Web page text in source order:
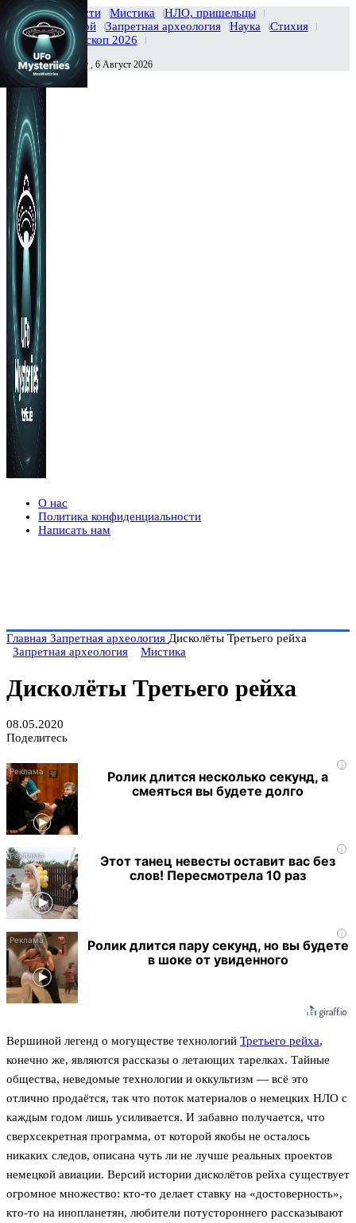
Главная Новости Мистика
НЛО, пришельцы
Тайны вселенной
Запретная археология Наука
Стихия
История
Гороскоп 2026
Сегодня Четверг , 6 Август 2026
О нас
Политика конфиденциальности
Написать нам
Главная Запретная археология Дисколёты Третьего рейха
Запретная археология
Мистика
Дисколёты Третьего рейха
08.05.2020
Поделитесь
i
Ролик длится несколько секунд, а
смеяться вы будете долго
i
Этот танец невесты оставит вас без
слов! Пересмотрела 10 раз
i
Ролик длится пару секунд, но вы будете
в шоке от увиденного
Вершиной легенд о могуществе технологий Третьего рейха,
конечно же, являются рассказы о летающих тарелках. Тайные
общества, неведомые технологии и оккультизм — всё это
отлично продаётся, так что поток материалов о немецких НЛО с
каждым годом лишь усиливается. И забавно получается, что
сверхсекретная программа, от которой якобы не осталось
никаких следов, описана чуть ли не лучше реальных проектов
немецкой авиации. Версий истории дисколётов рейха существует
огромное множество: кто-то делает ставку на «достоверность»,
кто-то на инопланетян, любители потустороннего рассказывают